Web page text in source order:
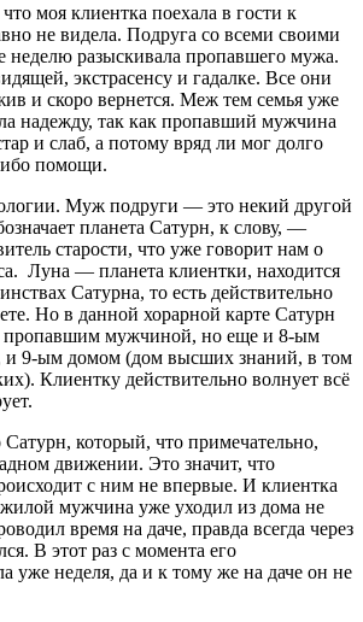
моя клиентка поехала в гости к
не видела. Подруга со всеми своими
неделю разыскивала пропавшего мужа.
экстрасенсу и гадалке. Все они
и скоро вернется. Меж тем семья уже
надежду, так как пропавший мужчина
и слаб, а потому вряд ли мог долго
помощи.
Муж подруги — это некий другой
планета Сатурн, к слову, —
старости, что уже говорит нам о
Луна — планета клиентки, находится
Сатурна, то есть действительно
Но в данной хорарной карте Сатурн
пропавшим мужчиной, но еще и 8-ым
и 9-ым домом (дом высших знаний, в том
Клиентку действительно волнует всё
который, что примечательно,
движении. Это значит, что
с ним не впервые. И клиентка
мужчина уже уходил из дома не
время на даче, правда всегда через
В этот раз с момента его
уже неделя, да и к тому же на даче он не